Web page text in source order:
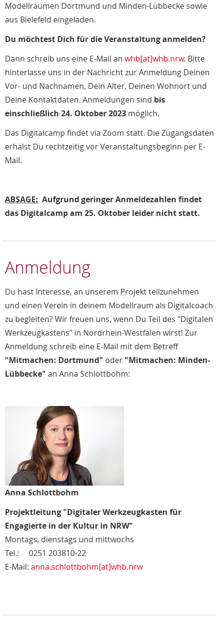
Modellräumen Dortmund und Minden-Lübbecke sowie
aus Bielefeld eingeladen.
Du möchtest Dich für die Veranstaltung anmelden?
Dann schreib uns eine E-Mail an whb[at]whb.nrw. Bitte
hinterlasse uns in der Nachricht zur Anmeldung Deinen
Vor- und Nachnamen, Dein Alter, Deinen Wohnort und
Deine Kontaktdaten. Anmeldungen sind bis
einschließlich 24. Oktober 2023 möglich.
Das Digitalcamp findet via Zoom statt. Die Zugangsdaten
erhälst Du rechtzeitig vor Veranstaltungsbeginn per E-
Mail.
ABSAGE: Aufgrund geringer Anmeldezahlen findet
das Digitalcamp am 25. Oktober leider nicht statt.
Anmeldung
Du hast Interesse, an unserem Projekt teilzunehmen
und einen Verein in deinem Modellraum als Digitalcoach
zu begleiten? Wir freuen uns, wenn Du Teil des "Digitalen
Werkzeugkastens" in Nordrhein-Westfalen wirst! Zur
Anmeldung schreib eine E-Mail mit dem Betreff
"Mitmachen: Dortmund" oder "Mitmachen: Minden-
Lübbecke" an Anna Schlottbohm:
Anna Schlottbohm
Projektleitung "Digitaler Werkzeugkasten für
Engagierte in der Kultur in NRW"
Montags, dienstags und mittwochs
Tel.: 0251 203810-22
E-Mail: anna.schlottbohm[at]whb.nrw